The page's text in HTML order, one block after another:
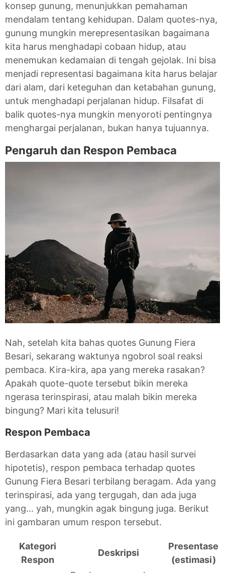
konsep gunung, menunjukkan pemahaman
mendalam tentang kehidupan. Dalam quotes-nya,
gunung mungkin merepresentasikan bagaimana
kita harus menghadapi cobaan hidup, atau
menemukan kedamaian di tengah gejolak. Ini bisa
menjadi representasi bagaimana kita harus belajar
dari alam, dari keteguhan dan ketabahan gunung,
untuk menghadapi perjalanan hidup. Filsafat di
balik quotes-nya mungkin menyoroti pentingnya
menghargai perjalanan, bukan hanya tujuannya.
Pengaruh dan Respon Pembaca
Nah, setelah kita bahas quotes Gunung Fiera
Besari, sekarang waktunya ngobrol soal reaksi
pembaca. Kira-kira, apa yang mereka rasakan?
Apakah quote-quote tersebut bikin mereka
ngerasa terinspirasi, atau malah bikin mereka
bingung? Mari kita telusuri!
Respon Pembaca
Berdasarkan data yang ada (atau hasil survei
hipotetis), respon pembaca terhadap quotes
Gunung Fiera Besari terbilang beragam. Ada yang
terinspirasi, ada yang tergugah, dan ada juga
yang... yah, mungkin agak bingung juga. Berikut
ini gambaran umum respon tersebut.
Kategori
Respon
Deskripsi
Presentase
(estimasi)